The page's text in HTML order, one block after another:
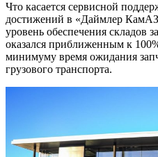
Что касается сервисной
достижений в «Даймлер КамАЗ
уровень обеспечения складов
оказался приближенным к
минимуму время ожидания
грузового транспорта.